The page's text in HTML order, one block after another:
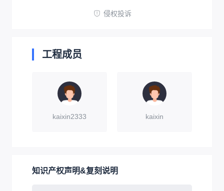
侵权投诉
工程成员
kaixin2333 kaixin
知识产权声明&复刻说明